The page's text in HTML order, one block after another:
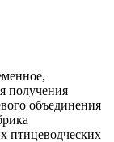
получения
объединения
птицеводческих